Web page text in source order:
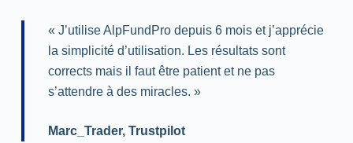
« J’utilise AlpFundPro depuis 6 mois et j’apprécie
la simplicité d’utilisation. Les résultats sont
corrects mais il faut être patient et ne pas
s’attendre à des miracles. »
Marc_Trader, Trustpilot